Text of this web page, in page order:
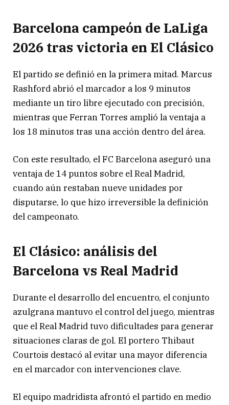
Barcelona campeón de LaLiga
2026 tras victoria en El Clásico
El partido se definió en la primera mitad. Marcus
Rashford abrió el marcador a los 9 minutos
mediante un tiro libre ejecutado con precisión,
mientras queFerran Torres amplió la ventaja a
los 18 minutos tras una acción dentro del área.
Con este resultado, elFC Barcelona aseguró una
ventaja de 14 puntos sobre elReal Madrid,
cuando aún restaban nueve unidades por
disputarse, lo que hizo irreversible la definición
del campeonato.
El Clásico: análisis del
Barcelona vs Real Madrid
Durante el desarrollo del encuentro, el conjunto
azulgrana mantuvo el control del juego, mientras
que elReal Madridtuvo dificultades para generar
situaciones claras de gol. El portero Thibaut
Courtois destacó al evitar una mayor diferencia
en el marcador con intervenciones clave.
El equipo madridista afrontó el partido en medio